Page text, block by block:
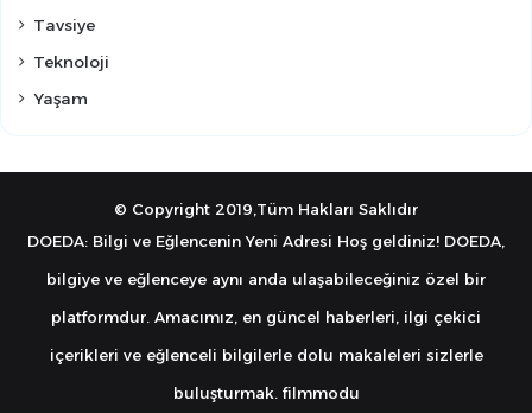
Tavsiye
Teknoloji
Yaşam
© Copyright 2019,Tüm Hakları Saklıdır
DOEDA: Bilgi ve Eğlencenin Yeni Adresi Hoş geldiniz! DOEDA,
bilgiye ve eğlenceye aynı anda ulaşabileceğiniz özel bir
platformdur. Amacımız, en güncel haberleri, ilgi çekici
içerikleri ve eğlenceli bilgilerle dolu makaleleri sizlerle
buluşturmak. filmmodu